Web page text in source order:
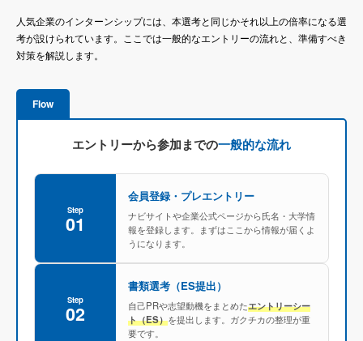
人気企業のインターンシップには、本選考と同じかそれ以上の倍率になる選
考が設けられています。ここでは一般的なエントリーの流れと、準備すべき
対策を解説します。
Flow
エントリーから参加までの一般的な流れ
Step
01
会員登録・プレエントリー
ナビサイトや企業公式ページから氏名・大学情
報を登録します。まずはここから情報が届くよ
うになります。
Step
02
書類選考（ES提出）
自己PRや志望動機をまとめたエントリーシー
ト（ES）を提出します。ガクチカの整理が重
要です。